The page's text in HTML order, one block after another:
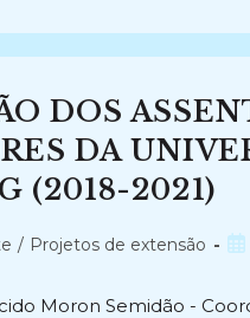
DOS
DA
(2018-2021)
/ Projetos de extensão
Moron Semidão -